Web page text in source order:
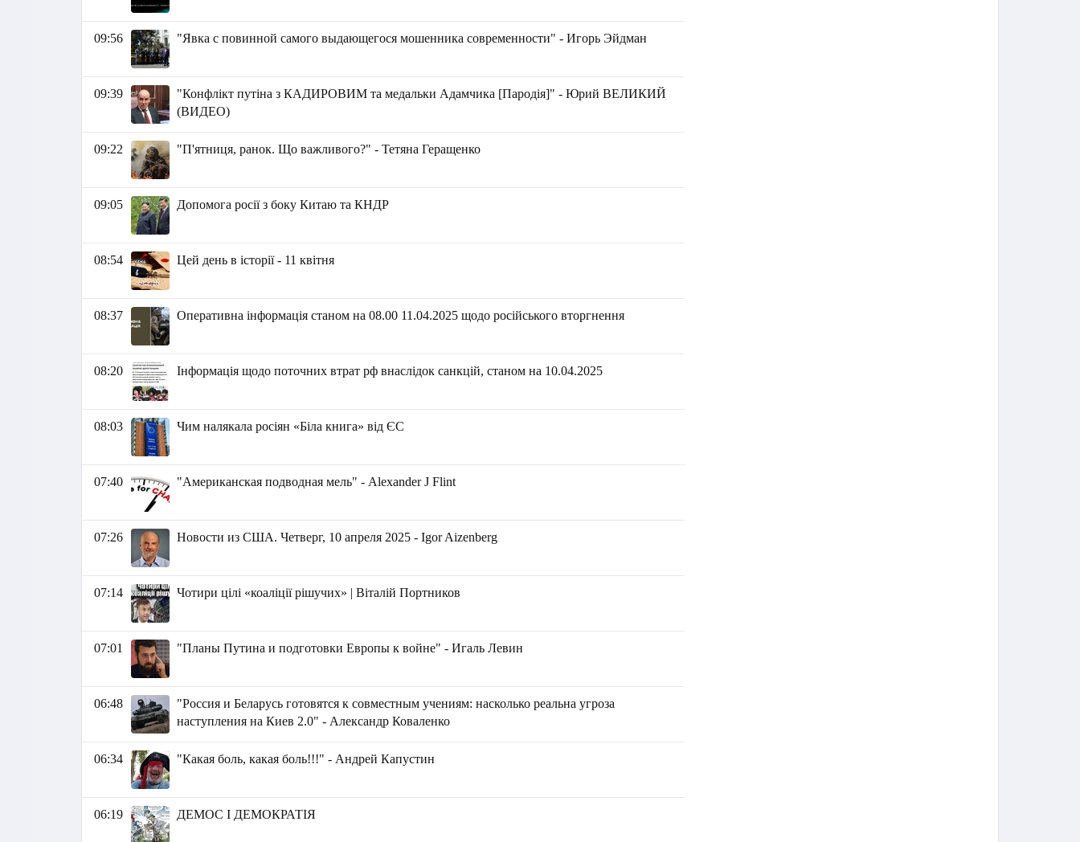
09:56 "Явка с повинной самого выдающегося мошенника современности" - Игорь Эйдман
09:39
"Конфлікт путіна з КАДИРОВИМ та медальки Адамчика [Пародія]" - Юрий ВЕЛИКИЙ
(ВИДЕО)
09:22 "П'ятниця, ранок. Що важливого?" - Тетяна Геращенко
09:05 Допомога росії з боку Китаю та КНДР
08:54 Цей день в історії - 11 квітня
08:37 Оперативна інформація станом на 08.00 11.04.2025 щодо російського вторгнення
08:20 Інформація щодо поточних втрат рф внаслідок санкцій, станом на 10.04.2025
08:03 Чим налякала росіян «Біла книга» від ЄС
07:40 "Американская подводная мель" - Аlexander J Flint
07:26 Новости из США. Четверг, 10 апреля 2025 - Igor Aizenberg
07:14 Чотири цілі «коаліції рішучих» | Віталій Портников
07:01 "Планы Путина и подготовки Европы к войне" - Игаль Левин
06:48
"Россия и Беларусь готовятся к совместным учениям: насколько реальна угроза
наступления на Киев 2.0" - Александр Коваленко
06:34 "Какая боль, какая боль!!!" - Андрей Капустин
06:19 ДЕМОС І ДЕМОКРАТІЯ